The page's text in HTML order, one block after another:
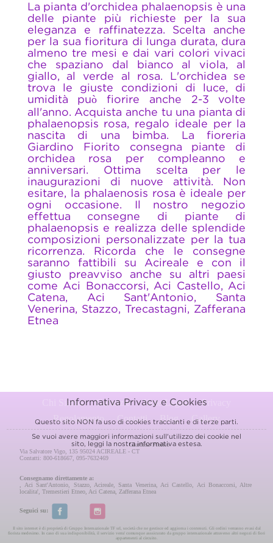
La pianta d'orchidea phalaenopsis è una
delle piante più richieste per la sua
eleganza e raffinatezza. Scelta anche
per la sua fioritura di lunga durata, dura
almeno tre mesi e dai vari colori vivaci
che spaziano dal bianco al viola, al
giallo, al verde al rosa. L'orchidea se
trova le giuste condizioni di luce, di
umidità può fiorire anche 2-3 volte
all'anno. Acquista anche tu una pianta di
phalaenopsis rosa, regalo ideale per la
nascita di una bimba. La fioreria
Giardino Fiorito consegna piante di
orchidea rosa per compleanno e
anniversari. Ottima scelta per le
inaugurazioni di nuove attività. Non
esitare, la phalaenosis rosa è ideale per
ogni occasione. Il nostro negozio
effettua consegne di piante di
phalaenopsis e realizza delle splendide
composizioni personalizzate per la tua
ricorrenza. Ricorda che le consegne
saranno fattibili su Acireale e con il
giusto preavviso anche su altri paesi
come Aci Bonaccorsi, Aci Castello, Aci
Catena, Aci Sant'Antonio, Santa
Venerina, Stazzo, Trecastagni, Zafferana
Etnea
Chi Siamo Garanzie Note Legali
Privacy
Regolamento
Contatti Blog Gallery
Giardino Fiorito
Via Salvatore Vigo, 135 95024 ACIREALE - CT
Contatti: 800-618667, 095-7632469
Consegnamo direttamente a:
Aci Sant'Antonio Stazzo, Acireale, Santa Venerina, Aci Castello Aci Bonaccorsi
Altre
localita'
,Tremestieri Etneo Aci Catena Zafferana Etnea
Seguici su:
Il sito internet è di proprietà di Gruppo Internazionale TF srl, società che ne gestisce ed aggiorna i contenuti. Gli ordini verranno evasi dal
fiorista medesimo. In caso di sua indisponibilità, il servizio verra' comunque asssicurato da gruppo internazionale attraverso altri negozi di fiori
appartenenti al circuito.
Informativa Privacy e Cookies
Questo sito NON fa uso di cookies traccianti e di terze parti.
Se vuoi avere maggiori informazioni sull'utilizzo dei cookie nel
sito, leggi la nostrainformativa estesa.